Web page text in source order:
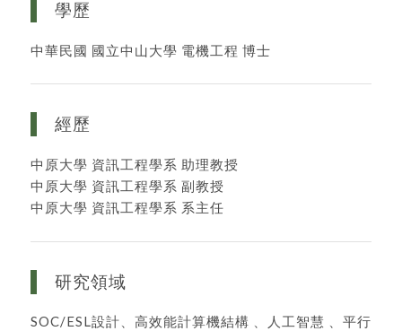
學歷
中華民國 國立中山大學 電機工程 博士
經歷
中原大學 資訊工程學系 助理教授
中原大學 資訊工程學系 副教授
中原大學 資訊工程學系 系主任
研究領域
SOC/ESL設計、高效能計算機結構 、人工智慧 、平行